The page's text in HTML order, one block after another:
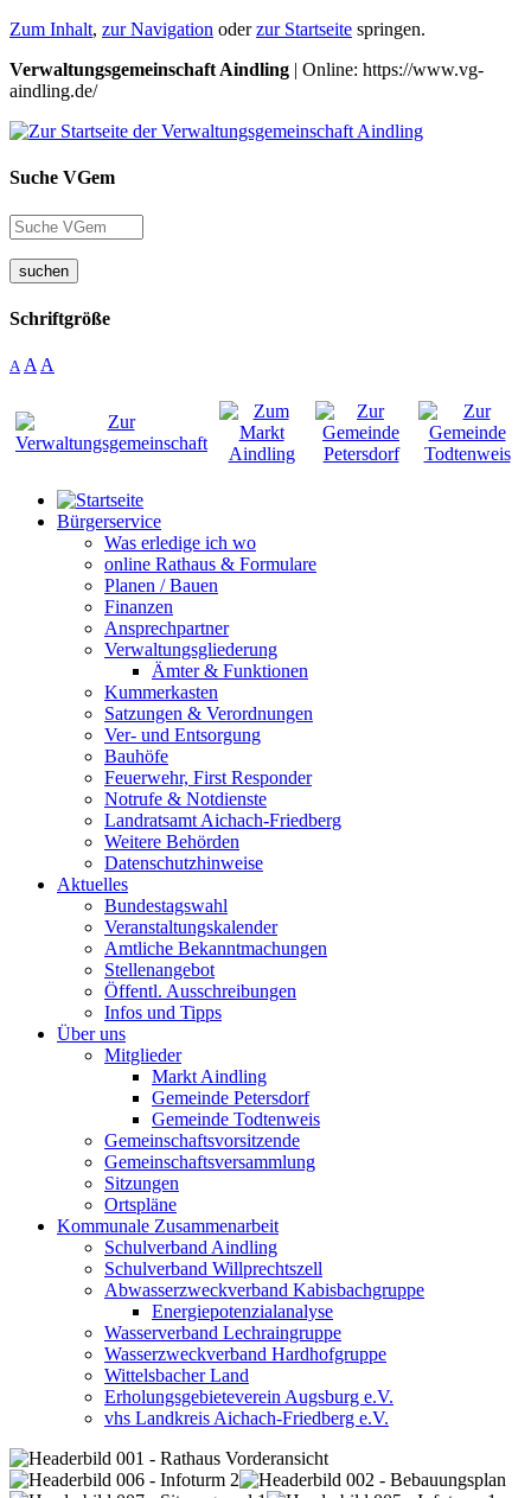
Zum Inhalt, zur Navigation oderzur Startseite springen.
Verwaltungsgemeinschaft Aindling | Online: https://www.vg-
aindling.de/
Suche VGem
suchen
Schriftgröße
A A A
Bürgerservice
Was erledige ich wo
online Rathaus & Formulare
Planen / Bauen
Finanzen
Ansprechpartner
Verwaltungsgliederung
Ämter & Funktionen
Kummerkasten
Satzungen & Verordnungen
Ver- und Entsorgung
Bauhöfe
Feuerwehr, First Responder
Notrufe & Notdienste
Landratsamt Aichach-Friedberg
Weitere Behörden
Datenschutzhinweise
Aktuelles
Bundestagswahl
Veranstaltungskalender
Amtliche Bekanntmachungen
Stellenangebot
Öffentl. Ausschreibungen
Infos und Tipps
Über uns
Mitglieder
Markt Aindling
Gemeinde Petersdorf
Gemeinde Todtenweis
Gemeinschaftsvorsitzende
Gemeinschaftsversammlung
Sitzungen
Ortspläne
Kommunale Zusammenarbeit
Schulverband Aindling
Schulverband Willprechtszell
Abwasserzweckverband Kabisbachgruppe
Energiepotenzialanalyse
Wasserverband Lechraingruppe
Wasserzweckverband Hardhofgruppe
Wittelsbacher Land
Erholungsgebieteverein Augsburg e.V.
vhs Landkreis Aichach-Friedberg e.V.